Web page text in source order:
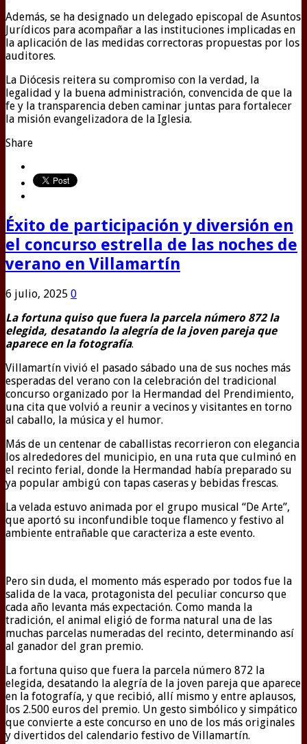
Además, se ha designado un delegado episcopal de Asuntos
Jurídicos para acompañar a las instituciones implicadas en
la aplicación de las medidas correctoras propuestas por los
auditores.
La Diócesis reitera su compromiso con la verdad, la
legalidad y la buena administración, convencida de que la
fe y la transparencia deben caminar juntas para fortalecer
la misión evangelizadora de la Iglesia.
Share
Éxito de participación y diversión en
el concurso estrella de las noches de
verano en Villamartín
6 julio, 2025 0
La fortuna quiso que fuera la parcela número 872 la
elegida, desatando la alegría de la joven pareja que
aparece en la fotografía.
Villamartín vivió el pasado sábado una de sus noches más
esperadas del verano con la celebración del tradicional
concurso organizado por la Hermandad del Prendimiento,
una cita que volvió a reunir a vecinos y visitantes en torno
al caballo, la música y el humor.
Más de un centenar de caballistas recorrieron con elegancia
los alrededores del municipio, en una ruta que culminó en
el recinto ferial, donde la Hermandad había preparado su
ya popular ambigú con tapas caseras y bebidas frescas.
La velada estuvo animada por el grupo musical “De Arte”,
que aportó su inconfundible toque flamenco y festivo al
ambiente entrañable que caracteriza a este evento.
Pero sin duda, el momento más esperado por todos fue la
salida de la vaca, protagonista del peculiar concurso que
cada año levanta más expectación. Como manda la
tradición, el animal eligió de forma natural una de las
muchas parcelas numeradas del recinto, determinando así
al ganador del gran premio.
La fortuna quiso que fuera la parcela número 872 la
elegida, desatando la alegría de la joven pareja que aparece
en la fotografía, y que recibió, allí mismo y entre aplausos,
los 2.500 euros del premio. Un gesto simbólico y simpático
que convierte a este concurso en uno de los más originales
y divertidos del calendario festivo de Villamartín.